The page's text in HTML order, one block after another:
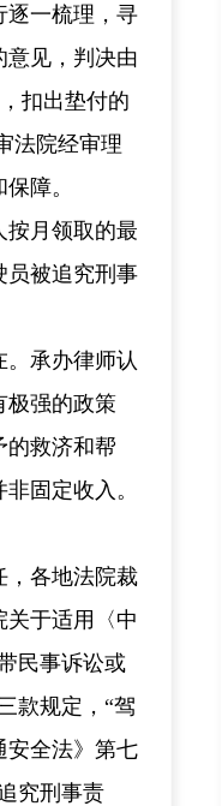
逐一梳理，寻
意见，判决由
扣出垫付的
法院经审理
障。
按月领取的最
员被追究刑事
承办律师认
极强的政策
的救济和帮
固定收入。
，各地法院裁
于适用〈中
民事诉讼或
款规定，“驾
安全法》第七
究刑事责